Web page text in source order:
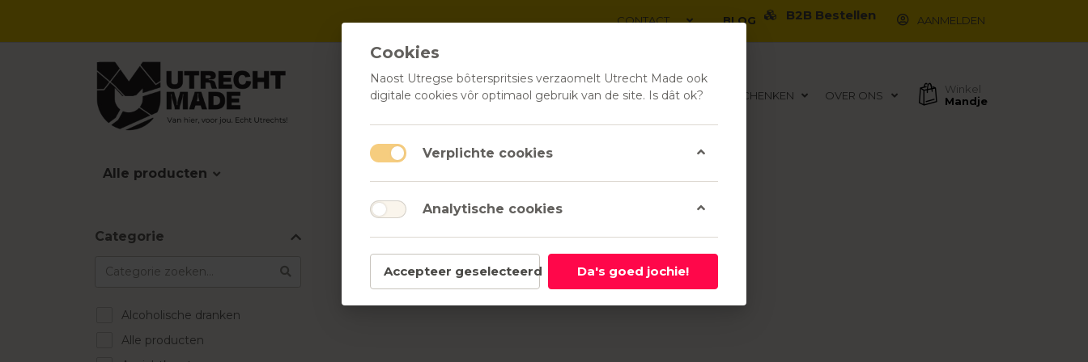
CONTACT BLOG B2B Bestellen AANMELDEN
ALLE PRODUCTEN RELATIEGESCHENKEN OVER ONS
Winkel
Mandje
Alle producten
Categorie
Alcoholische dranken
Alle producten
Cookies
Naost Utregse bôterspritsies verzaomelt Utrecht Made ook
digitale cookies vôr optimaol gebruik van de site. Is dât ok?
Verplichte cookies
Analytische cookies
Accepteer geselecteerd Da's goed jochie!